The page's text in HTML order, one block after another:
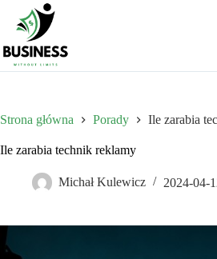
Przejdź
treści
Strona główna Porady Ile zarabia
Ile zarabia technik reklamy
Michał Kulewicz 2024-04-